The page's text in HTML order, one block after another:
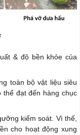
& độ bền khỏe của
toàn bộ vật liệu siêu
thể đạt đến hàng chục
kiểm soát. Vì thế,
cho hoạt động xung